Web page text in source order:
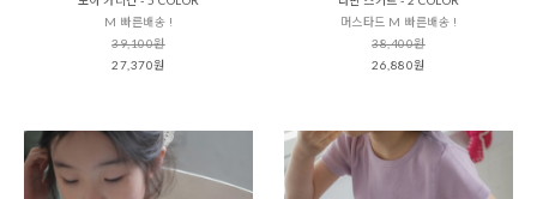
M 빠른배송 !
39,100원
27,370원
머스타드 M 빠른배송 !
38,400원
26,880원